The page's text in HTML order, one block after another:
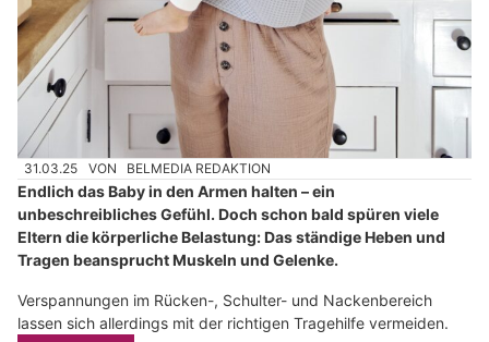
31.03.25 VON BELMEDIA REDAKTION
Endlich das Baby in den Armen halten – ein
unbeschreibliches Gefühl. Doch schon bald spüren viele
Eltern die körperliche Belastung: Das ständige Heben und
Tragen beansprucht Muskeln und Gelenke.
Verspannungen im Rücken-, Schulter- und Nackenbereich
lassen sich allerdings mit der richtigen Tragehilfe vermeiden.